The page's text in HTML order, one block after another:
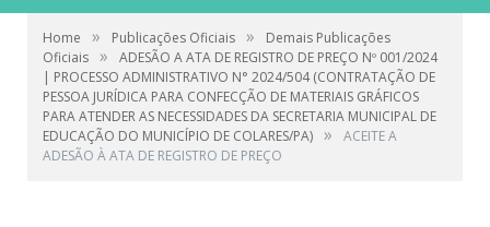
Home » Publicações Oficiais »
Demais Publicações
Oficiais »
ADESÃO A ATA DE REGISTRO DE PREÇO Nº 001/2024
| PROCESSO ADMINISTRATIVO N° 2024/504 (CONTRATAÇÃO DE
PESSOA JURÍDICA PARA CONFECÇÃO DE MATERIAIS GRÁFICOS
PARA ATENDER AS NECESSIDADES DA SECRETARIA MUNICIPAL DE
EDUCAÇÃO DO MUNICÍPIO DE COLARES/PA) »
ACEITE A
ADESÃO À ATA DE REGISTRO DE PREÇO